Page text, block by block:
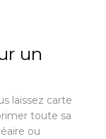
un
laissez carte
toute sa
ou